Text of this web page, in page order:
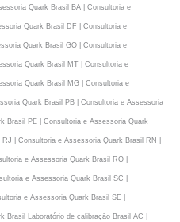
Quark Brasil BA | Consultoria e
Quark Brasil DF | Consultoria e
Quark Brasil GO | Consultoria e
Quark Brasil MT | Consultoria e
Quark Brasil MG | Consultoria e
Quark Brasil PB | Consultoria e Assessoria
Brasil PE | Consultoria e Assessoria Quark
| Consultoria e Assessoria Quark Brasil RN |
e Assessoria Quark Brasil RO |
e Assessoria Quark Brasil SC |
e Assessoria Quark Brasil SE |
Laboratório de calibraçāo Brasil AC |